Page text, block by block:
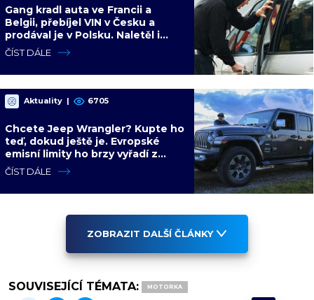
Gang kradl auta ve Francii a
Belgii, přebíjel VIN v Česku a
prodával je v Polsku. Naletěl i
polský vicepremiér
ČÍST DÁLE
Aktuality | 6705
Chcete Jeep Wrangler? Kupte ho
teď, dokud ještě je. Evropské
emisní limity ho brzy vyřadí z
nabídky nadobro
ČÍST DÁLE
ZOBRAZIT DALŠÍ ČLÁNKY
SOUVISEJÍCÍ TÉMATA: MOTORKA